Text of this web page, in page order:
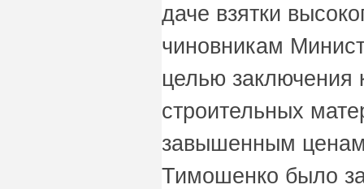
даче взятки
чиновникам
целью заключения
строительных
завышенным
Тимошенко было